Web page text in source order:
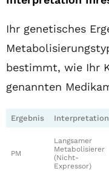
Ihr genetisches
bestimmt, wie Ihr
genannten
Ergebnis Interpretation
PM
Langsamer
Metabolisierer
(Nicht-
Expressor)